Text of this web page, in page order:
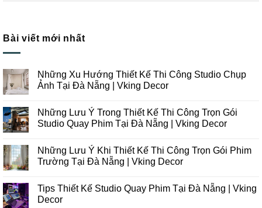
Bài viết mới nhất
Những Xu Hướng Thiết Kế Thi Công Studio Chụp
Ảnh Tại Đà Nẵng | Vking Decor
bình
luận
ở
Hướng
Thiết
Kế
Studio
Chụp
Ảnh
Những Lưu Ý Trong Thiết Kế Thi Công Trọn Gói
Studio Quay Phim Tại Đà Nẵng | Vking Decor
bình
luận
ở
Ý
Trong
Thiết
Những Lưu Ý Khi Thiết Kế Thi Công Trọn Gói Phim
Trường Tại Đà Nẵng | Vking Decor
bình
luận
ở
Tips Thiết Kế Studio Quay Phim Tại Đà Nẵng | Vking
Decor